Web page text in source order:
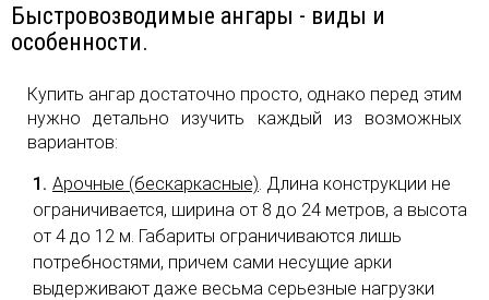
Быстровозводимые ангары - виды и
особенности.
Купить ангар достаточно просто, однако перед этим
нужно детально изучить каждый из возможных
вариантов:
Арочные (бескаркасные) . Длина конструкции не
ограничивается, ширина от 8 до 24 метров, а высота
от 4 до 12 м. Габариты ограничиваются лишь
потребностями, причем сами несущие арки
выдерживают даже весьма серьезные нагрузки